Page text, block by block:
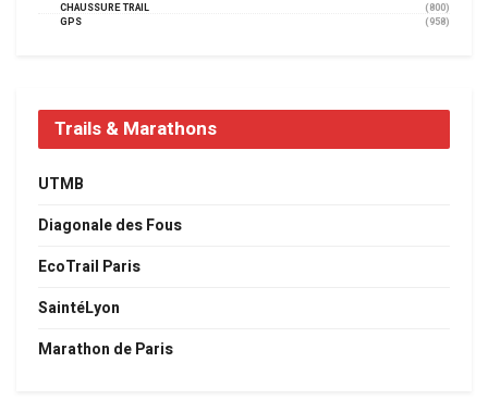
CHAUSSURE TRAIL
(800)
GPS
(958)
Trails & Marathons
UTMB
Diagonale des Fous
EcoTrail Paris
SaintéLyon
Marathon de Paris